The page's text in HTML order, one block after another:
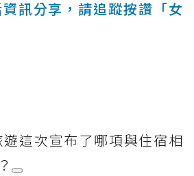
訊分享，請追蹤按讚「女
這次宣布了哪項與住宿相